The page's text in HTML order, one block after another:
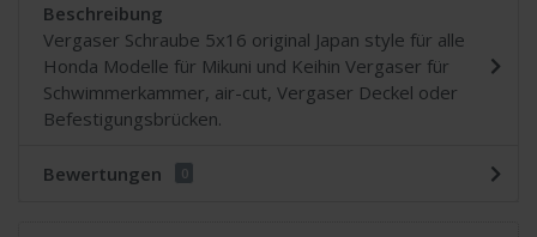
Beschreibung
Vergaser Schraube 5x16 original Japan style für alle
Honda Modelle für Mikuni und Keihin Vergaser für
Schwimmerkammer, air-cut, Vergaser Deckel oder
Befestigungsbrücken.
Bewertungen 0